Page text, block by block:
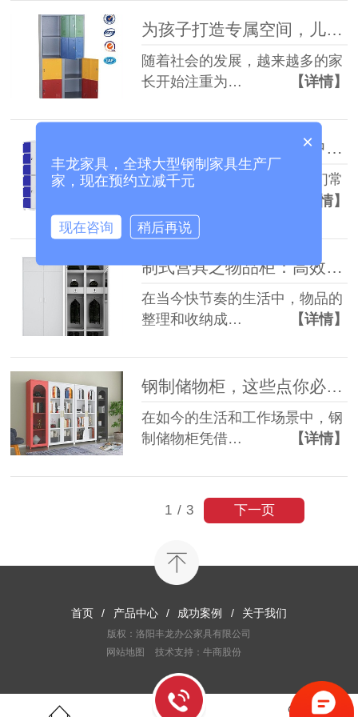
为孩子打造专属空间，儿童小门柜与储物柜成新宠
随着社会的发展，越来越多的家
长开始注重为…
【详情】
电子存包柜：日常生活中的贴心“守护者”
在当今快节奏的生活中，我们常
【详情】
制式营具之物品柜：高效收纳的必备神器
在当今快节奏的生活中，物品的
整理和收纳成…
【详情】
钢制储物柜，这些点你必须要了解
在如今的生活和工作场景中，钢
制储物柜凭借…
【详情】
1 / 3 下一页
首页 / 产品中心 / 成功案例 / 关于我们
版权：洛阳丰龙办公家具有限公司
网站地图
技术支持：牛商股份
×
丰龙家具，全球大型钢制家具生产厂
家，现在预约立减千元
现在咨询 稍后再说